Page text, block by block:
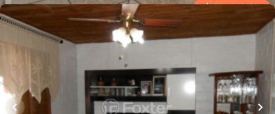
Loft Marketplace
R$1.064.000,00
204 banheiros
Casa
Rua Tupiniquins
Ideal,Novo Hamburgo